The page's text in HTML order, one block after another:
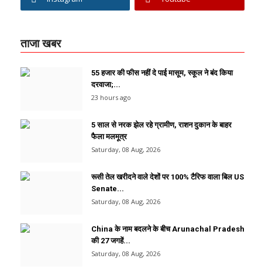
ताजा खबर
55 हजार की फीस नहीं दे पाई मासूम, स्कूल ने बंद किया
दरवाजा;...
23 hours ago
5 साल से नरक झेल रहे ग्रामीण, राशन दुकान के बाहर
फैला मलमूत्र
Saturday, 08 Aug, 2026
रूसी तेल खरीदने वाले देशों पर 100% टैरिफ वाला बिल US
Senate...
Saturday, 08 Aug, 2026
China के नाम बदलने के बीच Arunachal Pradesh
की 27 जगहें...
Saturday, 08 Aug, 2026